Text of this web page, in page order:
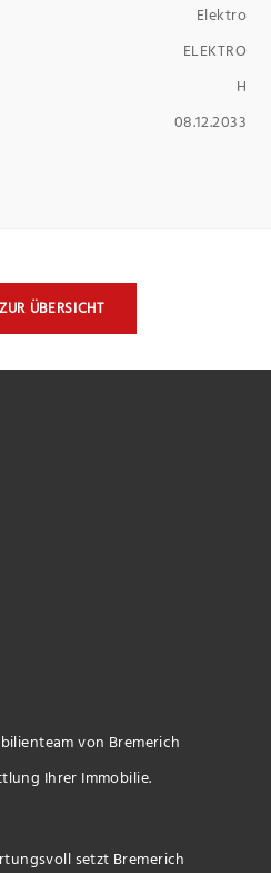
Elektro
ELEKTRO
H
08.12.2033
ÜBERSICHT
von Bremerich
Ihrer Immobilie.
setzt Bremerich